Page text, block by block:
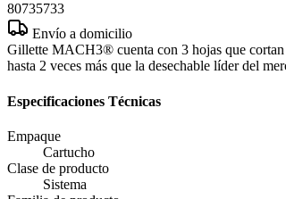
80735733
Envío a domicilio
Gillette MACH3® cuenta con 3 hojas que cortan
hasta 2 veces más que la desechable líder del
Especificaciones Técnicas
Empaque
Cartucho
Clase de producto
Sistema